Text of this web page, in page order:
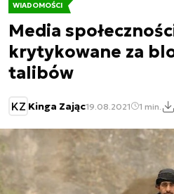
WIADOMOŚCI
Media
krytykowane za
talibów
KZ Kinga Zając19.08.2021 1 min.